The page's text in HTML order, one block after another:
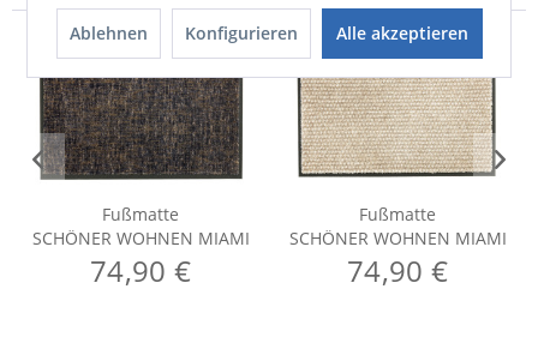
Fußmatte
SCHÖNER WOHNEN MIAMI
74,90 €
Fußmatte
SCHÖNER WOHNEN MIAMI
74,90 €
Ablehnen Konfigurieren Alle akzeptieren